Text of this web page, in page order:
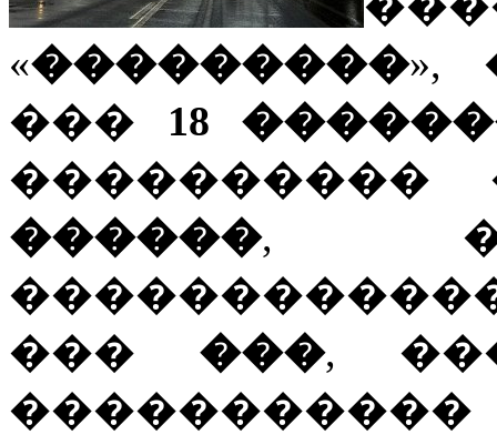
«���������»,
��� 18
������,
��� ���,